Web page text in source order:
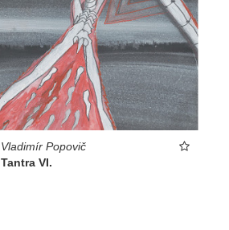
Vladimír Popovič
Tantra VI.